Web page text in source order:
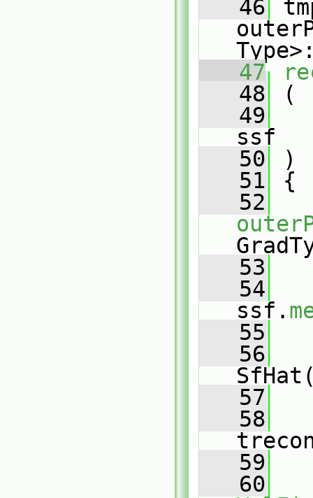
   46
   47
   48
(
   49
ssf
   50
)
   51
{
   52
   53
   54
ssf.
   55
   56
   57
   58
   59
   60